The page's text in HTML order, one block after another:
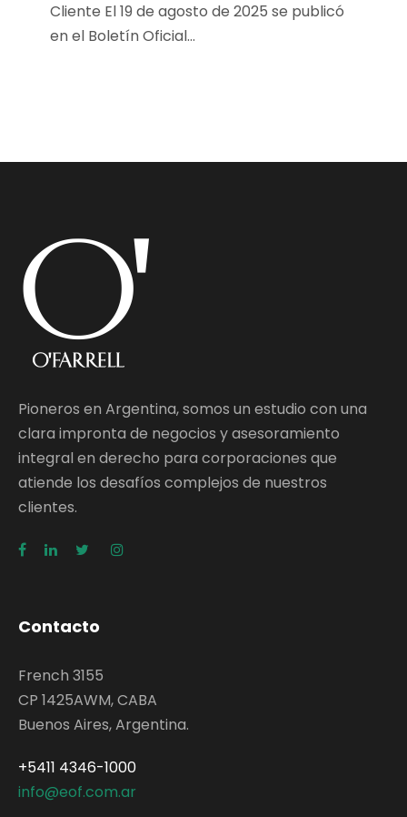
Cliente El 19 de agosto de 2025 se publicó
en el Boletín Oficial...
Pioneros en Argentina, somos un estudio con una
clara impronta de negocios y asesoramiento
integral en derecho para corporaciones que
atiende los desafíos complejos de nuestros
clientes.
Contacto
French 3155
CP 1425AWM, CABA
Buenos Aires, Argentina.
+5411 4346-1000
info@eof.com.ar